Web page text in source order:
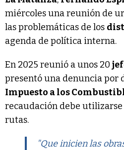
miércoles una reunión de
las problemáticas de los
agenda de política interna.
En 2025 reunió a unos 20
presentó una denuncia por
Impuesto a los
recaudación debe
rutas.
"Que inicien las